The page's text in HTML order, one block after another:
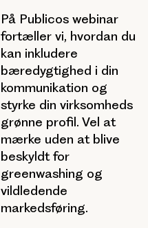
På Publicos webinar
fortæller vi, hvordan du
kan inkludere
bæredygtighed i din
kommunikation og
styrke din virksomheds
grønne profil. Vel at
mærke uden at blive
beskyldt for
greenwashing og
vildledende
markedsføring.